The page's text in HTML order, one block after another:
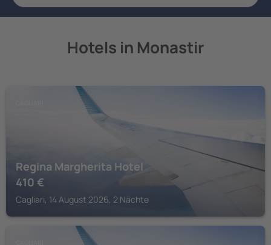
Hotels in Monastir
Regina Margherita Hotel
410 €
Cagliari, 14 August 2026, 2 Nächte